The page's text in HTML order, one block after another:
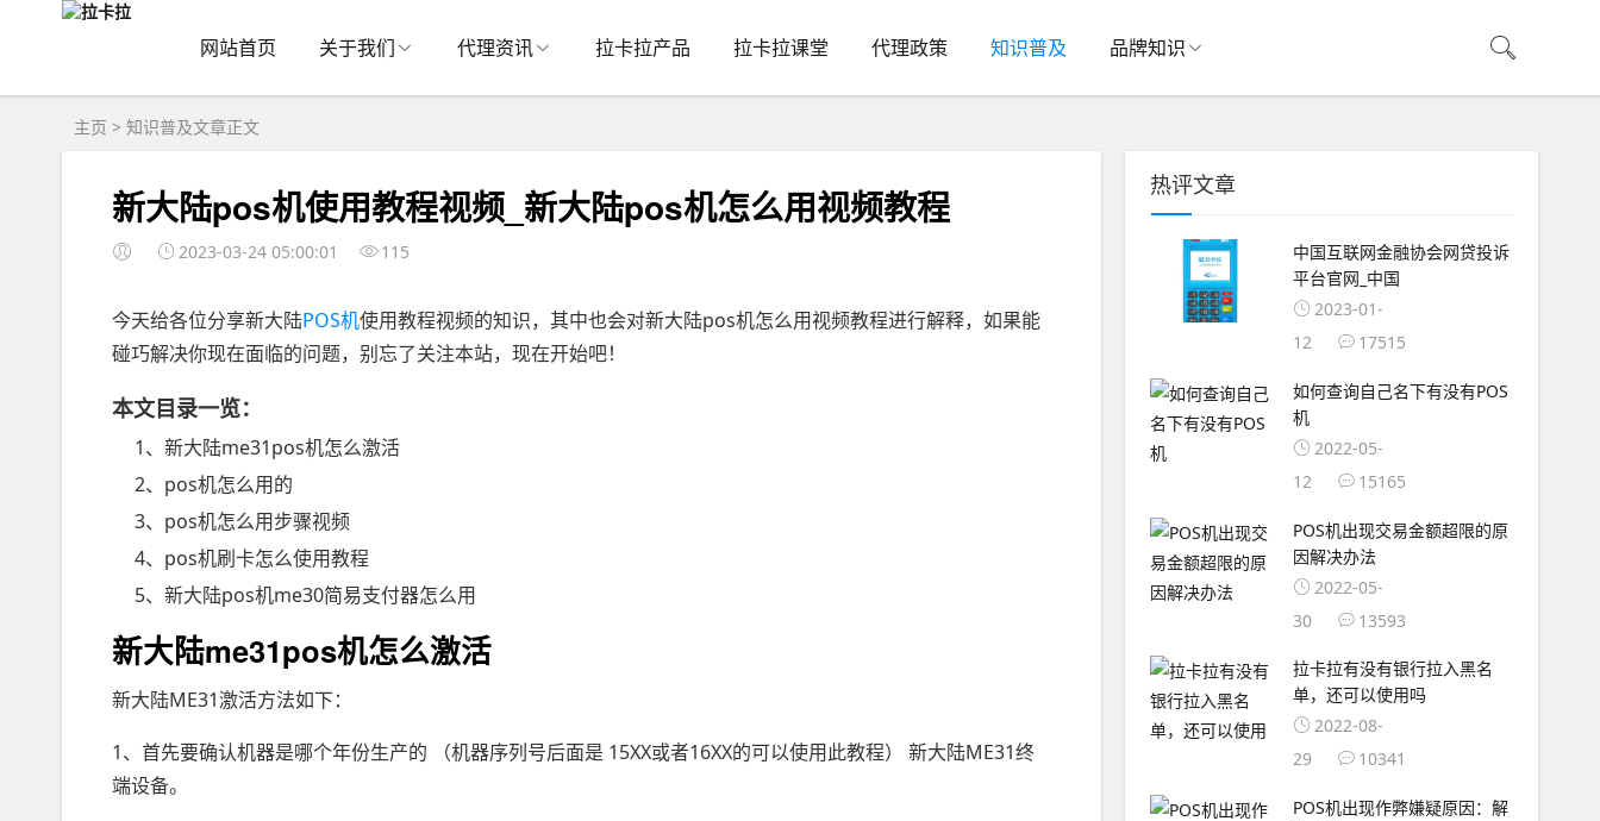
网站首页 关于我们 代理资讯 拉卡拉产品 拉卡拉课堂 代理政策 知识普及 品牌知识
主页 > 知识普及文章正文
新大陆pos机使用教程视频_新大陆pos机怎么用视频教程
2023-03-24 05:00:01 115
今天给各位分享新大陆POS机使用教程视频的知识，其中也会对新大陆pos机怎么用视频教程进行解释，如果能
碰巧解决你现在面临的问题，别忘了关注本站，现在开始吧！
本文目录一览：
1、新大陆me31pos机怎么激活
2、pos机怎么用的
3、pos机怎么用步骤视频
4、pos机刷卡怎么使用教程
5、新大陆pos机me30简易支付器怎么用
新大陆me31pos机怎么激活
新大陆ME31激活方法如下：
1、首先要确认机器是哪个年份生产的 （机器序列号后面是 15XX或者16XX的可以使用此教程） 新大陆ME31终
端设备。
热评文章
中国互联网金融协会网贷投诉
平台官网_中国
2023-01-
12
17515
如何查询自己名下有没有POS
机
2022-05-
12
15165
POS机出现交易金额超限的原
因解决办法
2022-05-
30
13593
拉卡拉有没有银行拉入黑名
单，还可以使用吗
2022-08-
29
10341
POS机出现作弊嫌疑原因：解